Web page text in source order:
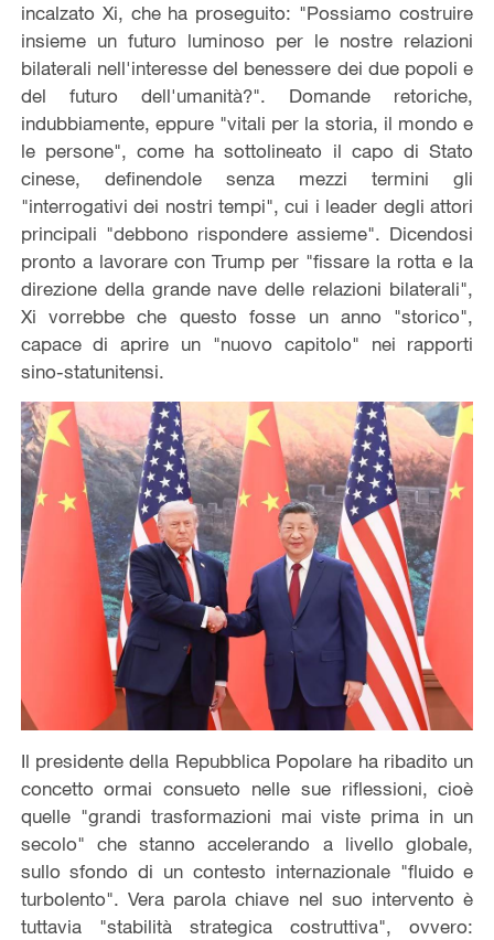
incalzato Xi, che ha proseguito: "Possiamo costruire
insieme un futuro luminoso per le nostre relazioni
bilaterali nell'interesse del benessere dei due popoli e
del futuro dell'umanità?". Domande retoriche,
indubbiamente, eppure "vitali per la storia, il mondo e
le persone", come ha sottolineato il capo di Stato
cinese, definendole senza mezzi termini gli
"interrogativi dei nostri tempi", cui i leader degli attori
principali "debbono rispondere assieme". Dicendosi
pronto a lavorare con Trump per "fissare la rotta e la
direzione della grande nave delle relazioni bilaterali",
Xi vorrebbe che questo fosse un anno "storico",
capace di aprire un "nuovo capitolo" nei rapporti
sino-statunitensi.
Il presidente della Repubblica Popolare ha ribadito un
concetto ormai consueto nelle sue riflessioni, cioè
quelle "grandi trasformazioni mai viste prima in un
secolo" che stanno accelerando a livello globale,
sullo sfondo di un contesto internazionale "fluido e
turbolento". Vera parola chiave nel suo intervento è
tuttavia "stabilità strategica costruttiva", ovvero: